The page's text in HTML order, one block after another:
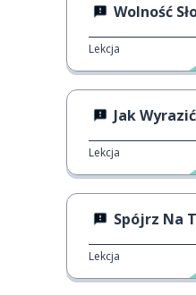
Wolność
Lekcja
Jak
Lekcja
Spójrz Na
Lekcja